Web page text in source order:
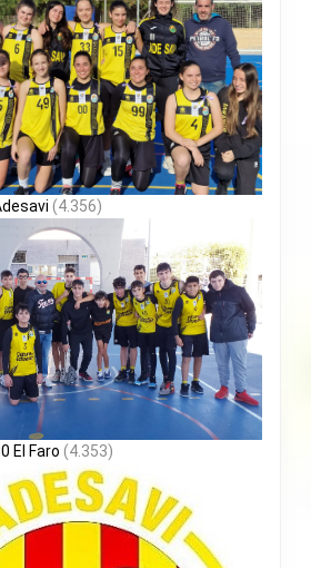
(4.356)
El Faro (4.353)